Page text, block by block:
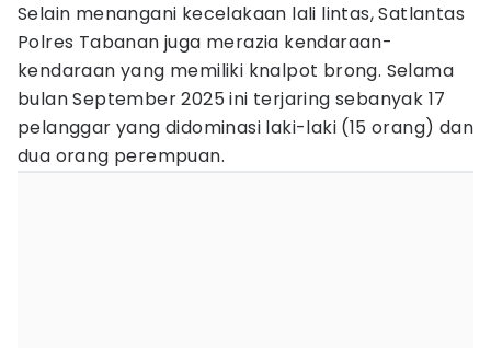
Selain menangani kecelakaan lali lintas, Satlantas
Polres Tabanan juga merazia kendaraan-
kendaraan yang memiliki knalpot brong. Selama
bulan September 2025 ini terjaring sebanyak 17
pelanggar yang didominasi laki-laki (15 orang) dan
dua orang perempuan.